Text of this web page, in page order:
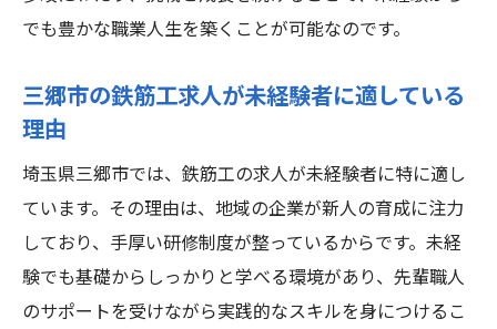
目標設定と計画的なキャリアパス
鉄筋工の仕事を通じて得られる成長機会
プロフェッショナルを目指すための心得
未経験者がプロになるための道筋
三郷市の求人が提供する成長の場
実践を重ねてプロを目指すステップ
でも豊かな職業人生を築くことが可能なのです。
三郷市の鉄筋工求人が未経験者に適している
理由
埼玉県三郷市では、鉄筋工の求人が未経験者に特に適し
ています。その理由は、地域の企業が新人の育成に注力
しており、手厚い研修制度が整っているからです。未経
験でも基礎からしっかりと学べる環境があり、先輩職人
のサポートを受けながら実践的なスキルを身につけるこ